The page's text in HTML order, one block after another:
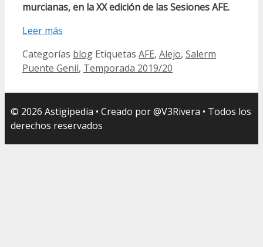
murcianas, en la XX edición de las Sesiones AFE.
Leer más
Categorías blog Etiquetas AFE, Alejo, Salerm
Puente Genil, Temporada 2019/20
© 2026 Astigipedia • Creado por @V3Rivera • Todos los
derechos reservados